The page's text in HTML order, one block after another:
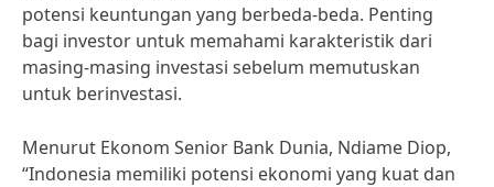
potensi keuntungan yang berbeda-beda. Penting
bagi investor untuk memahami karakteristik dari
masing-masing investasi sebelum memutuskan
untuk berinvestasi.
Menurut Ekonom Senior Bank Dunia, Ndiame Diop,
“Indonesia memiliki potensi ekonomi yang kuat dan